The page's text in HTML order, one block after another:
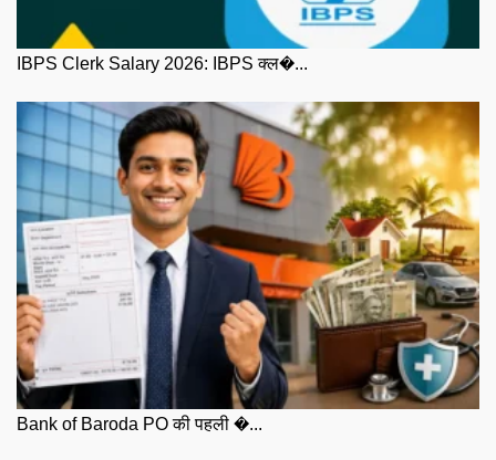
IBPS Clerk Salary 2026: IBPS क्ल�...
Bank of Baroda PO की पहली �...